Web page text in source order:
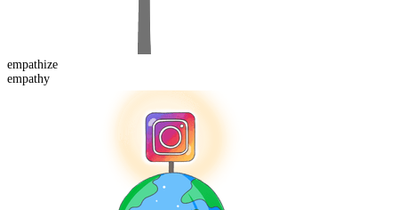
empathize
empathy